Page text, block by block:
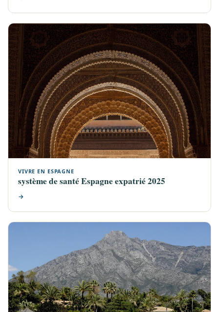
VIVRE EN ESPAGNE
système de santé Espagne expatrié 2025
→